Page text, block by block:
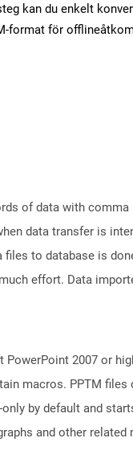
kan du enkelt
format för
of data with comma
data transfer is
to database is
effort. Data
2007 or
macros. PPTM files
by default and
and other related